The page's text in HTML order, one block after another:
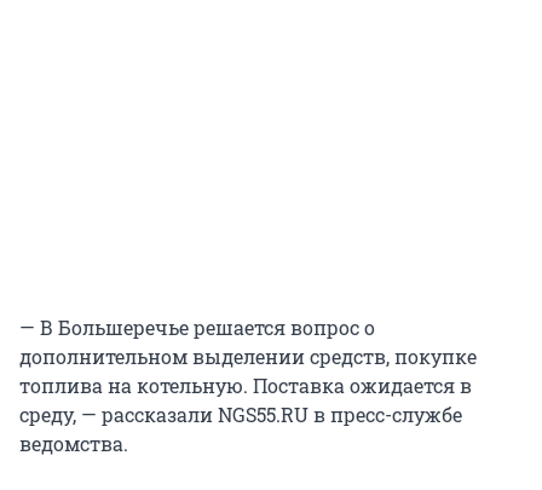
— В Большеречье решается вопрос о
дополнительном выделении средств, покупке
топлива на котельную. Поставка ожидается в
среду, — рассказали NGS55.RU в пресс-службе
ведомства.